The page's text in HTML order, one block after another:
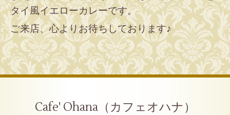
タイ風イエローカレーです。
ご来店、心よりお待ちしております♪
Cafe' Ohana（カフェオハナ）